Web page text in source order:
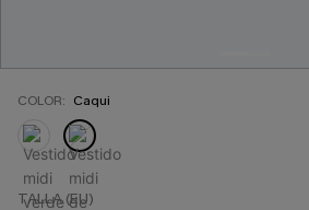
COLOR: Caqui
TALLA (EU)